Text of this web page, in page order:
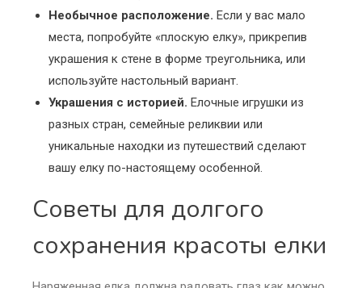
Необычное расположение. Если у вас мало
места, попробуйте «плоскую елку», прикрепив
украшения к стене в форме треугольника, или
используйте настольный вариант.
Украшения с историей. Елочные игрушки из
разных стран, семейные реликвии или
уникальные находки из путешествий сделают
вашу елку по-настоящему особенной.
Советы для долгого
сохранения красоты елки